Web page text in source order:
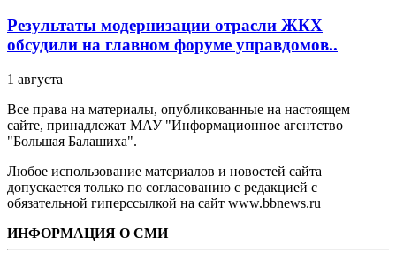
Результаты модернизации отрасли ЖКХ
обсудили на главном форуме управдомов..
1 августа
Все права на материалы, опубликованные на настоящем
сайте, принадлежат МАУ "Информационное агентство
"Большая Балашиха".
Любое использование материалов и новостей сайта
допускается только по согласованию с редакцией с
обязательной гиперссылкой на сайт www.bbnews.ru
ИНФОРМАЦИЯ О СМИ